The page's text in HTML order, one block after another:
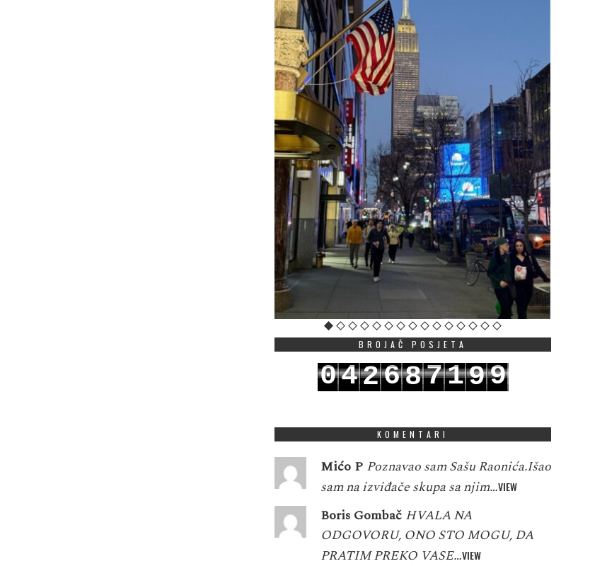
BROJAČ POSJETA
042687199
KOMENTARI
Mićo P Poznavao sam Sašu Raonića.Išao
sam na izviđače skupa sa njim…VIEW
Boris Gombač HVALA NA
ODGOVORU, ONO STO MOGU, DA
PRATIM PREKO VASE…VIEW